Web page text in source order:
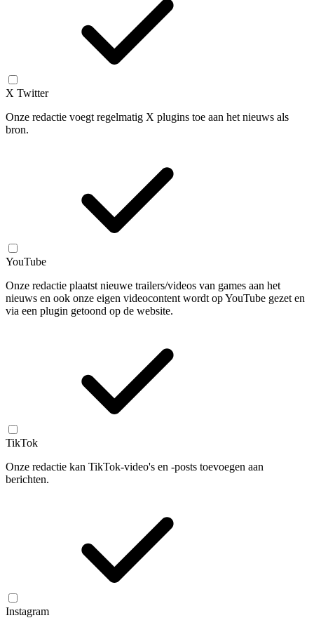
X Twitter
Onze redactie voegt regelmatig X plugins toe aan het nieuws als
bron.
YouTube
Onze redactie plaatst nieuwe trailers/videos van games aan het
nieuws en ook onze eigen videocontent wordt op YouTube gezet en
via een plugin getoond op de website.
TikTok
Onze redactie kan TikTok-video's en -posts toevoegen aan
berichten.
Instagram